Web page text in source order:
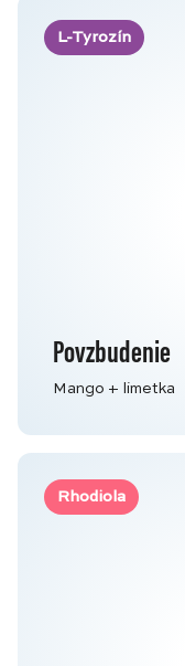
L-Tyrozín
Povzbudenie
Mango + limetka
Rhodiola